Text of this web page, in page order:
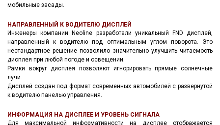
мобильные засады.
НАПРАВЛЕННЫЙ К ВОДИТЕЛЮ ДИСПЛЕЙ
Инженеры компании Neoline разработали уникальный FND дисплей,
направленный к водителю под оптимальным углом поворота. Это
нестандартное решение позволило значительно улучшить читаемость
дисплея при любой погоде и освещении.
Рамки вокруг дисплея позволяют игнорировать прямые солнечные
лучи.
Дисплей создан под формат современных автомобилей с развернутой
к водителю панелью управления.
ИНФОРМАЦИЯ НА ДИСПЛЕЕ И УРОВЕНЬ СИГНАЛА
Для максимальной информативности на дисплее отображается